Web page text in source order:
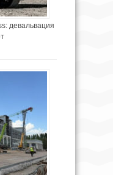
девальвация